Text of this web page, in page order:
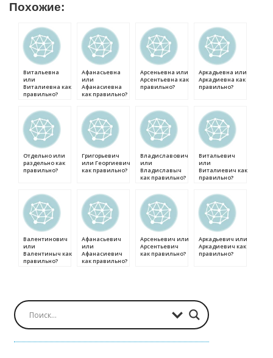
Похожие:
Витальевна
или
Виталиевна как
правильно?
Афанасьевна
или
Афанасиевна
как правильно?
Арсеньевна или
Арсентьевна как
правильно?
Аркадьевна или
Аркадиевна как
правильно?
Отдельно или
раздельно как
правильно?
Григорьевич
или Георгиевич
как правильно?
Владиславович
или
Владиславыч
как правильно?
Витальевич
или
Виталиевич как
правильно?
Валентинович
или
Валентиныч как
правильно?
Афанасьевич
или
Афанасиевич
как правильно?
Арсеньевич или
Арсентьевич
как правильно?
Аркадьевич или
Аркадиевич как
правильно?